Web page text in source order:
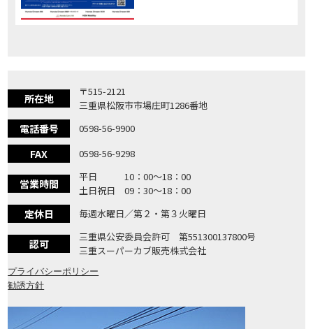
所在地
〒515-2121
三重県松阪市市場庄町1286番地
電話番号 0598-56-9900
FAX 0598-56-9298
営業時間
平日 10：00〜18：00
土日祝日 09：30〜18：00
定休日 毎週水曜日／第２・第３火曜日
認可
三重県公安委員会許可 第551300137800号
三重スーパーカブ販売株式会社
プライバシーポリシー
勧誘方針